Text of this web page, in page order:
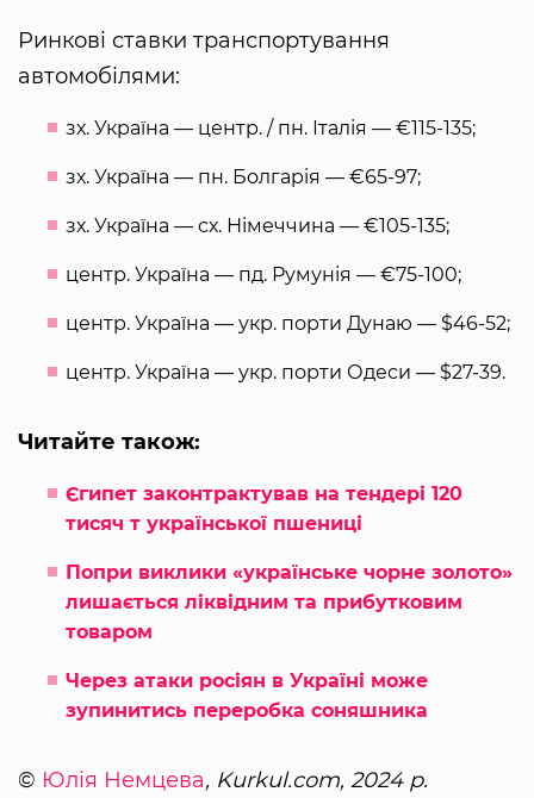
Ринкові ставки транспортування
автомобілями:
зх. Україна — центр. / пн. Італія — €115-135;
зх. Україна — пн. Болгарія — €65-97;
зх. Україна — сх. Німеччина — €105-135;
центр. Україна — пд. Румунія — €75-100;
центр. Україна — укр. порти Дунаю — $46-52;
центр. Україна — укр. порти Одеси — $27-39.
Читайте також:
Єгипет законтрактував на тендері 120
тисяч т української пшениці
Попри виклики «українське чорне золото»
лишається ліквідним та прибутковим
товаром
Через атаки росіян в Україні може
зупинитись переробка соняшника
© Юлія Немцева, Kurkul.com, 2024 р.